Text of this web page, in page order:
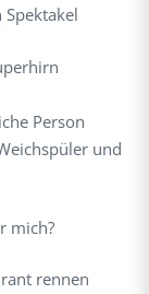
Person
und
mich?
rennen